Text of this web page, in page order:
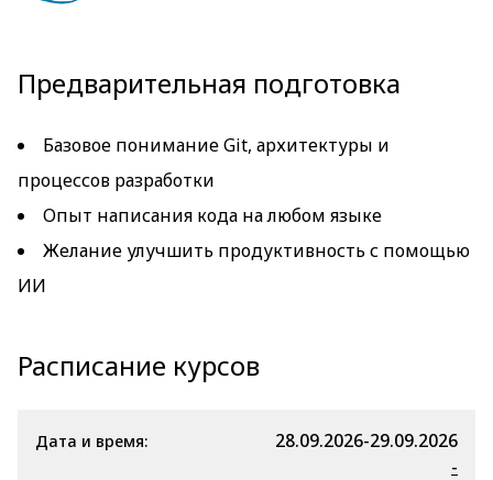
Предварительная подготовка
Базовое понимание Git, архитектуры и
процессов разработки
Опыт написания кода на любом языке
Желание улучшить продуктивность с помощью
ИИ
Расписание курсов
Дата и время:
28.09.2026-29.09.2026
-